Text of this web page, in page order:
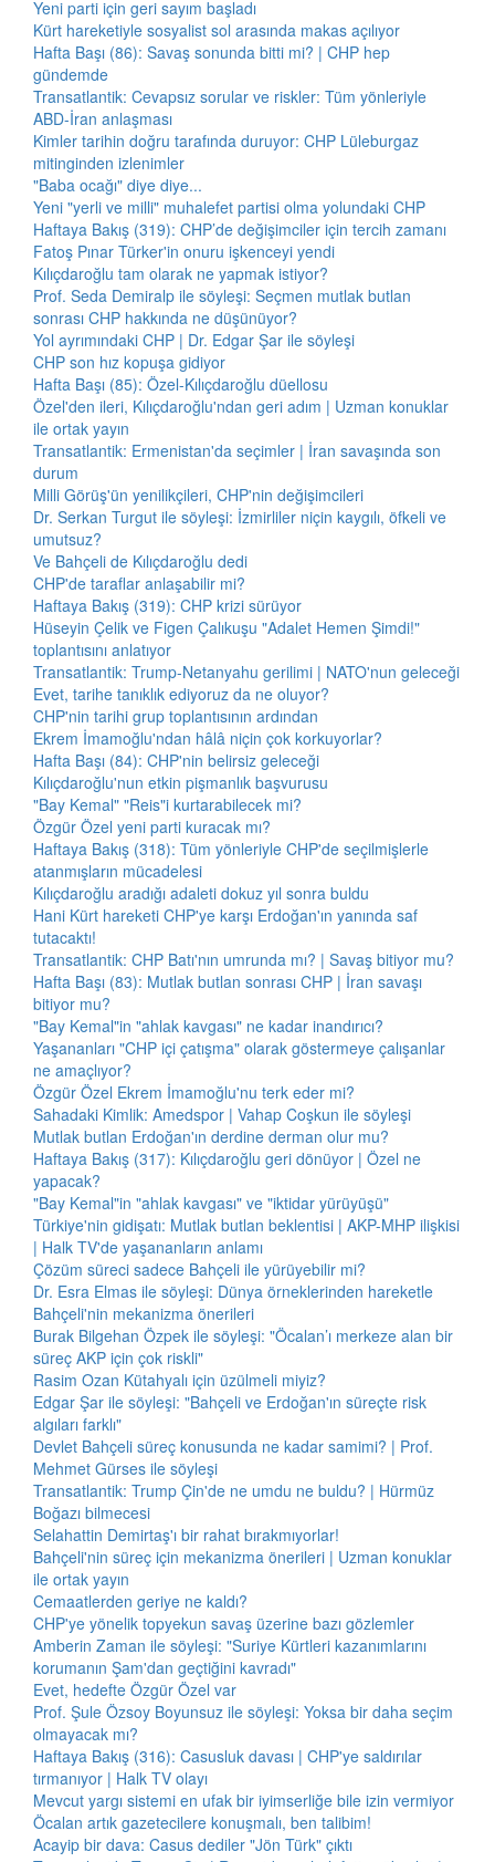
Yeni parti için geri sayım başladı
Kürt hareketiyle sosyalist sol arasında makas açılıyor
Hafta Başı (86): Savaş sonunda bitti mi? | CHP hep
gündemde
Transatlantik: Cevapsız sorular ve riskler: Tüm yönleriyle
ABD-İran anlaşması
Kimler tarihin doğru tarafında duruyor: CHP Lüleburgaz
mitinginden izlenimler
"Baba ocağı" diye diye...
Yeni "yerli ve milli" muhalefet partisi olma yolundaki CHP
Haftaya Bakış (319): CHP’de değişimciler için tercih zamanı
Fatoş Pınar Türker'in onuru işkenceyi yendi
Kılıçdaroğlu tam olarak ne yapmak istiyor?
Prof. Seda Demiralp ile söyleşi: Seçmen mutlak butlan
sonrası CHP hakkında ne düşünüyor?
Yol ayrımındaki CHP | Dr. Edgar Şar ile söyleşi
CHP son hız kopuşa gidiyor
Hafta Başı (85): Özel-Kılıçdaroğlu düellosu
Özel'den ileri, Kılıçdaroğlu'ndan geri adım | Uzman konuklar
ile ortak yayın
Transatlantik: Ermenistan'da seçimler | İran savaşında son
durum
Milli Görüş'ün yenilikçileri, CHP'nin değişimcileri
Dr. Serkan Turgut ile söyleşi: İzmirliler niçin kaygılı, öfkeli ve
umutsuz?
Ve Bahçeli de Kılıçdaroğlu dedi
CHP'de taraflar anlaşabilir mi?
Haftaya Bakış (319): CHP krizi sürüyor
Hüseyin Çelik ve Figen Çalıkuşu "Adalet Hemen Şimdi!"
toplantısını anlatıyor
Transatlantik: Trump-Netanyahu gerilimi | NATO'nun geleceği
Evet, tarihe tanıklık ediyoruz da ne oluyor?
CHP'nin tarihi grup toplantısının ardından
Ekrem İmamoğlu'ndan hâlâ niçin çok korkuyorlar?
Hafta Başı (84): CHP'nin belirsiz geleceği
Kılıçdaroğlu'nun etkin pişmanlık başvurusu
"Bay Kemal" "Reis"i kurtarabilecek mi?
Özgür Özel yeni parti kuracak mı?
Haftaya Bakış (318): Tüm yönleriyle CHP'de seçilmişlerle
atanmışların mücadelesi
Kılıçdaroğlu aradığı adaleti dokuz yıl sonra buldu
Hani Kürt hareketi CHP'ye karşı Erdoğan'ın yanında saf
tutacaktı!
Transatlantik: CHP Batı'nın umrunda mı? | Savaş bitiyor mu?
Hafta Başı (83): Mutlak butlan sonrası CHP | İran savaşı
bitiyor mu?
"Bay Kemal"in "ahlak kavgası" ne kadar inandırıcı?
Yaşananları "CHP içi çatışma" olarak göstermeye çalışanlar
ne amaçlıyor?
Özgür Özel Ekrem İmamoğlu'nu terk eder mi?
Sahadaki Kimlik: Amedspor | Vahap Coşkun ile söyleşi
Mutlak butlan Erdoğan'ın derdine derman olur mu?
Haftaya Bakış (317): Kılıçdaroğlu geri dönüyor | Özel ne
yapacak?
"Bay Kemal"in "ahlak kavgası" ve "iktidar yürüyüşü"
Türkiye'nin gidişatı: Mutlak butlan beklentisi | AKP-MHP ilişkisi
| Halk TV'de yaşananların anlamı
Çözüm süreci sadece Bahçeli ile yürüyebilir mi?
Dr. Esra Elmas ile söyleşi: Dünya örneklerinden hareketle
Bahçeli'nin mekanizma önerileri
Burak Bilgehan Özpek ile söyleşi: "Öcalan’ı merkeze alan bir
süreç AKP için çok riskli"
Rasim Ozan Kütahyalı için üzülmeli miyiz?
Edgar Şar ile söyleşi: "Bahçeli ve Erdoğan'ın süreçte risk
algıları farklı"
Devlet Bahçeli süreç konusunda ne kadar samimi? | Prof.
Mehmet Gürses ile söyleşi
Transatlantik: Trump Çin'de ne umdu ne buldu? | Hürmüz
Boğazı bilmecesi
Selahattin Demirtaş'ı bir rahat bırakmıyorlar!
Bahçeli'nin süreç için mekanizma önerileri | Uzman konuklar
ile ortak yayın
Cemaatlerden geriye ne kaldı?
CHP'ye yönelik topyekun savaş üzerine bazı gözlemler
Amberin Zaman ile söyleşi: "Suriye Kürtleri kazanımlarını
korumanın Şam'dan geçtiğini kavradı"
Evet, hedefte Özgür Özel var
Prof. Şule Özsoy Boyunsuz ile söyleşi: Yoksa bir daha seçim
olmayacak mı?
Haftaya Bakış (316): Casusluk davası | CHP'ye saldırılar
tırmanıyor | Halk TV olayı
Mevcut yargı sistemi en ufak bir iyimserliğe bile izin vermiyor
Öcalan artık gazetecilere konuşmalı, ben talibim!
Acayip bir dava: Casus dediler "Jön Türk" çıktı